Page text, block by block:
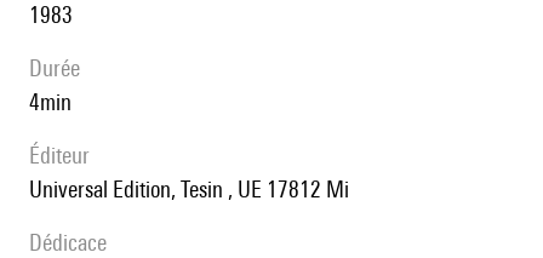
1983
durée
4min
éditeur
Universal Edition, Tesin , UE 17812 Mi
Dédicace